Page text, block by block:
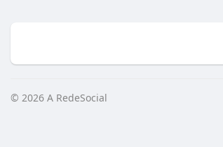
© 2026 A RedeSocial